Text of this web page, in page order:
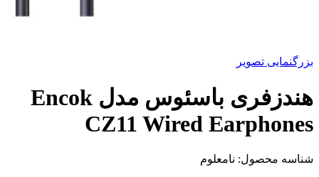
بزرگنمایی تصویر
هندزفری باسئوس مدل Encok
CZ11 Wired Earphones
شناسه محصول: نامعلوم